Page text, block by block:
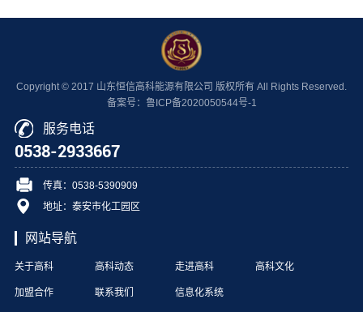
Copyright © 2017 山东恒信高科能源有限公司 版权所有 All Rights Reserved.
备案号：鲁ICP备2020050544号-1
服务电话
0538-2933667
传真：0538-5390909
地址：泰安市化工园区
网站导航
关于高科 高科动态 走进高科 高科文化
加盟合作 联系我们 信息化系统